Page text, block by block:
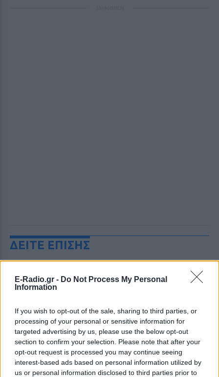
E-Radio.gr - Do Not Process My Personal
Information
If you wish to opt-out of the sale, sharing to third parties, or
processing of your personal or sensitive information for
targeted advertising by us, please use the below opt-out
section to confirm your selection. Please note that after your
opt-out request is processed you may continue seeing
interest-based ads based on personal information utilized by
us or personal information disclosed to third parties prior to
ΔΕΙΤΕ ΕΠΙΣΗΣ
που σκότωσε νύφη ώρες μετά
τον γάμο της
ΧΤΕΣ
Η Jamie Lee Komoroski, με αλκοόλ
τριπλάσιο του νόμιμου ορίου, έπεσε
πάνω στο golf cart των νεόνυμφων στο
Folly Beach - τώρα νέο υλικό από το